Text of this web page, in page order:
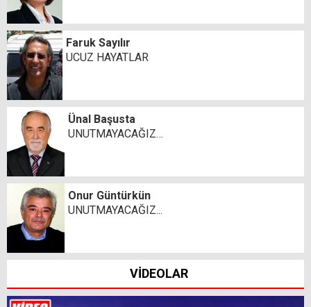
Faruk Sayılır
UCUZ HAYATLAR
Ünal Başusta
UNUTMAYACAĞIZ…
Onur Güntürkün
UNUTMAYACAĞIZ...
VİDEOLAR